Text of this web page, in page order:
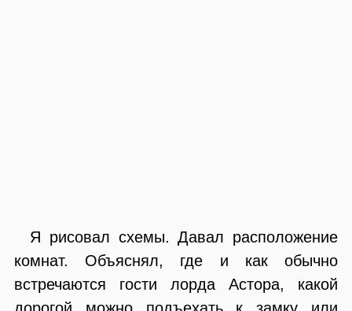
Я рисовал схемы. Давал расположение
комнат. Объяснял, где и как обычно
встречаются гости лорда Астора, какой